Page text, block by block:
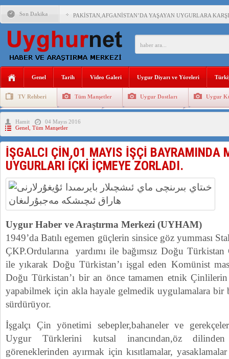
Son Dakika PAKİSTAN,AFGANİSTAN’DA YAŞAYAN UYGURLARA
ÇİN’İN DOĞU TÜRKİSTAN’DAKİ UYGULAMALARI
DİYANET AKADEMİSİ BAŞKANI DOÇ.DR.KAAN : DOĞU
ÇİN’İN UYGUR POLİTİKALARINI ÖVEN DİYANET
MHP’DEN URUMÇİ KATLİAMI MESAJİ : 05.07.2009
Genel Tarih Video Galeri Uygur Diyarı ve Yöreleri
TV Rehberi Tüm Manşetler Uygur Dostları Uygur
Uygurlarda Düğün ve Cenaze
Hamit
04 Mayıs 2016
Genel Tüm Manşetler
İŞGALCI ÇİN,01 MAYIS İŞÇİ BAYRAMINDA
UYGURLARI İÇKİ İÇMEYE ZORLADI.
Uygur Haber ve Araştırma Merkezi (UYHAM)
1949’da Batılı egemen güçlerin sinsice göz yumması
ÇKP.Ordularına yardımı ile bağımsız Doğu
ile yıkarak Doğu Türkistan’ı işgal eden Komünist
Doğu Türkistan’ı bir an önce tamamen etnik Çinlilerin
yapabilmek için akla hayale gelmedik uygulamalara bir
sürdürüyor.
İşgalçı Çin yönetimi sebepler,bahaneler ve
Uygur Türklerini kutsal inancından,öz
göreneklerinden ayırmak için kısıtlamalar,